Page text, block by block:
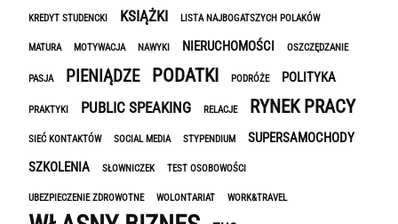
KREDYT STUDENCKI KSIĄŻKI LISTA NAJBOGATSZYCH POLAKÓW
MATURA MOTYWACJA NAWYKI NIERUCHOMOŚCI OSZCZĘDZANIE
PASJA PIENIĄDZE PODATKI PODRÓŻE POLITYKA
PRAKTYKI PUBLIC SPEAKING RELACJE RYNEK PRACY
SIEĆ KONTAKTÓW SOCIAL MEDIA STYPENDIUM
SUPERSAMOCHODY
SZKOLENIA
SŁOWNICZEK TEST OSOBOWOŚCI
UBEZPIECZENIE ZDROWOTNE WOLONTARIAT WORK&TRAVEL